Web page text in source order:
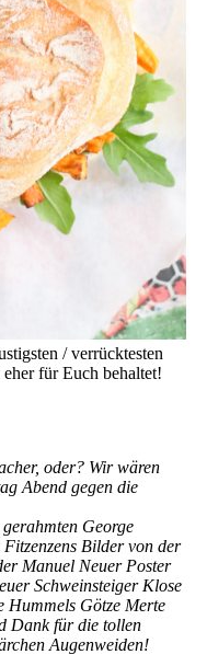
/ verrücktesten
für Euch behaltet!
oder? Wir wären
Abend gegen die
George
Bilder von der
Manuel Neuer Poster
Schweinsteiger Klose
Götze Merte
Dank für die tollen
Augenweiden!